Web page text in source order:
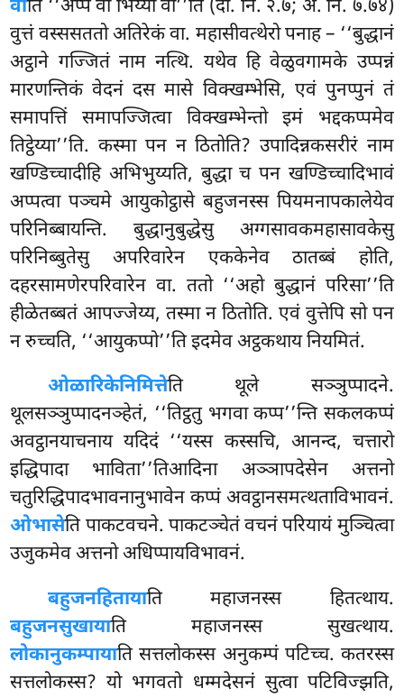
वाति ‘‘अप्पं वा भिय्यो वा’’ति (दी. नि. २.७; अ. नि. ७.७४)
वुत्तं वस्ससततो अतिरेकं वा. महासीवत्थेरो पनाह – ‘‘बुद्धानं
अट्ठाने गज्जितं नाम नत्थि. यथेव हि वेळुवगामके उप्पन्नं
मारणन्तिकं वेदनं दस मासे विक्खम्भेसि, एवं पुनप्पुनं तं
समापत्तिं समापज्जित्वा विक्खम्भेन्तो इमं भद्दकप्पमेव
तिट्ठेय्या’’ति. कस्मा पन न ठितोति? उपादिन्नकसरीरं नाम
खण्डिच्चादीहि अभिभुय्यति, बुद्धा च पन खण्डिच्चादिभावं
अप्पत्वा पञ्चमे आयुकोट्ठासे बहुजनस्स पियमनापकालेयेव
परिनिब्बायन्ति. बुद्धानुबुद्धेसु अग्गसावकमहासावकेसु
परिनिब्बुतेसु अपरिवारेन एककेनेव ठातब्बं होति,
दहरसामणेरपरिवारेन वा. ततो ‘‘अहो बुद्धानं परिसा’’ति
हीळेतब्बतं आपज्जेय्य, तस्मा न ठितोति. एवं वुत्तेपि सो पन
न रुच्चति, ‘‘आयुकप्पो’’ति इदमेव अट्ठकथाय नियमितं.
ओळारिकेनिमित्तेति थूले सञ्ञुप्पादने.
थूलसञ्ञुप्पादनञ्हेतं, ‘‘तिट्ठतु भगवा कप्प’’न्ति सकलकप्पं
अवट्ठानयाचनाय यदिदं ‘‘यस्स कस्सचि, आनन्द, चत्तारो
इद्धिपादा भाविता’’तिआदिना अञ्ञापदेसेन अत्तनो
चतुरिद्धिपादभावनानुभावेन कप्पं अवट्ठानसमत्थताविभावनं.
ओभासेति पाकटवचने. पाकटञ्चेतं वचनं परियायं मुञ्चित्वा
उजुकमेव अत्तनो अधिप्पायविभावनं.
बहुजनहितायाति महाजनस्स हितत्थाय.
बहुजनसुखायाति महाजनस्स सुखत्थाय.
लोकानुकम्पायाति सत्तलोकस्स अनुकम्पं पटिच्च. कतरस्स
सत्तलोकस्स? यो भगवतो धम्मदेसनं सुत्वा पटिविज्झति,